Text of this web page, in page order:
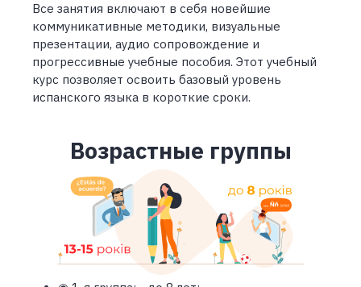
Все занятия включают в себя новейшие
коммуникативные методики, визуальные
презентации, аудио сопровождение и
прогрессивные учебные пособия. Этот учебный
курс позволяет освоить базовый уровень
испанского языка в короткие сроки.
Возрастные группы